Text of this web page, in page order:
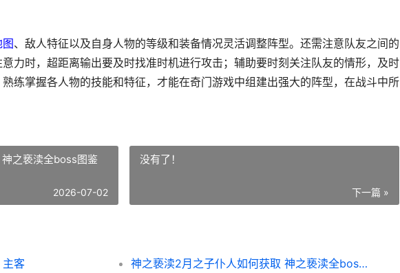
、敌人特征以及自身人物的等级和装备情况灵活调整阵型。还需注意队友之间的
力时，超距离输出要及时找准时机进行攻击；辅助要时刻关注队友的情形，及时
练掌握各人物的技能和特征，才能在奇门游戏中组建出强大的阵型，在战斗中所
之亵渎全boss图鉴
2026-07-02
没有了！
下一篇 »
主客 神之亵渎2月之子仆人如何获取 神之亵渎全boss图鉴